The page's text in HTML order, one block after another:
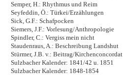
Semper, H.: Rhythmus und Reim
Seyfeddin, Ö.: Türkei/Erzählungen
Sick, G.F.: Schafpocken
Siemers, J.F.: Vorlesung/Anthropologie
Spindler, C.: Vergiss mein nicht
Staudenraus, A.: Beschreibung Landshut
Stürmer, J.B. v.: Beitrag/Kirchenconcordat
Sulzbacher Kalender: 1841/42 u. 1851
Sulzbacher Kalender: 1848-1854